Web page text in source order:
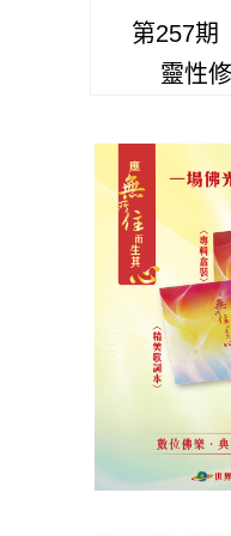
第257期
靈性